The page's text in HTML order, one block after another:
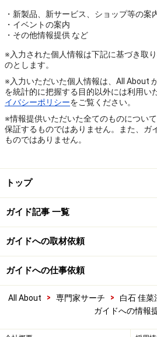
・新製品、新サービス、ショップ等の案
・イベントの案内
・その他情報提供 など
※入力された個人情報は下記に基づき取
のとします。
※入力いただいた個人情報は、All About
を統計的に把握する目的以外には利用い
イバシーポリシーをご覧ください。
※情報提供いただいた全てのものについ
保証するものではありません。また、ガ
ものではありません。
トップ
ガイド記事 一覧
ガイドへの取材依頼
ガイドへの仕事依頼
All About > 専門家サーチ > 白石 佳菜
ガイドへの情報